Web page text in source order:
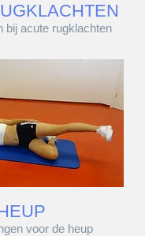
bij acute rugklachten
voor de heup